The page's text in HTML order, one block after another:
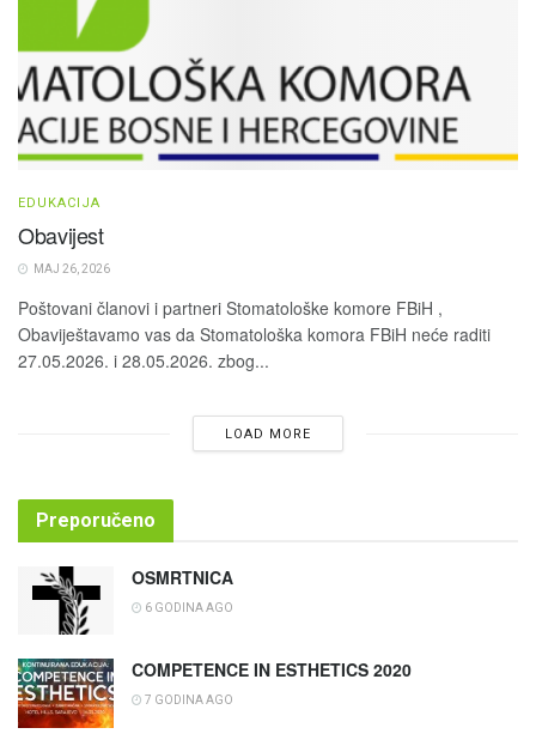
EDUKACIJA
Obavijest
MAJ 26, 2026
Poštovani članovi i partneri Stomatološke komore FBiH ,
Obaviještavamo vas da Stomatološka komora FBiH neće raditi
27.05.2026. i 28.05.2026. zbog...
LOAD MORE
Preporučeno
OSMRTNICA
6 GODINA AGO
COMPETENCE IN ESTHETICS 2020
7 GODINA AGO